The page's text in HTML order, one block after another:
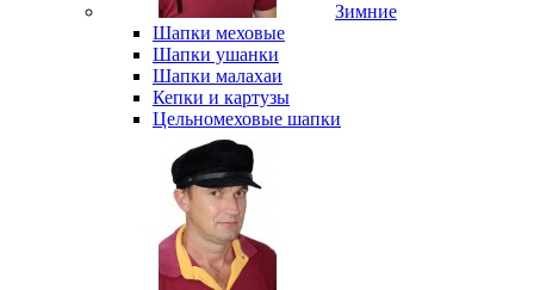
Зимние
Шапки меховые
Шапки ушанки
Шапки малахаи
Кепки и картузы
Цельномеховые шапки